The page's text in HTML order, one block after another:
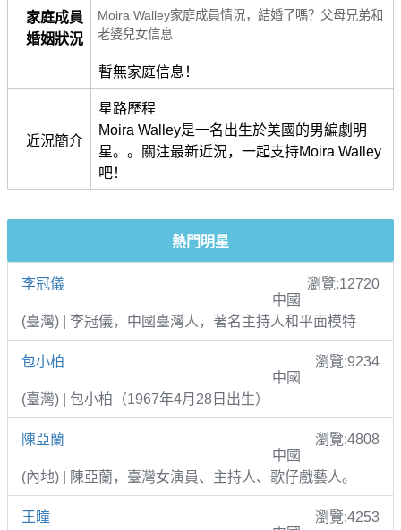
家庭成員
婚姻狀況
Moira Walley家庭成員情況，結婚了嗎？父母兄弟和
老婆兒女信息
暫無家庭信息！
近況簡介
星路歷程
Moira Walley是一名出生於美國的男編劇明
星。。關注最新近況，一起支持Moira Walley
吧！
熱門明星
李冠儀
瀏覽:12720
中國
(臺灣) | 李冠儀，中國臺灣人，著名主持人和平面模特
包小柏
瀏覽:9234
中國
(臺灣) | 包小柏（1967年4月28日出生）
陳亞蘭
瀏覽:4808
中國
(內地) | 陳亞蘭，臺灣女演員、主持人、歌仔戲藝人。
王瞳
瀏覽:4253